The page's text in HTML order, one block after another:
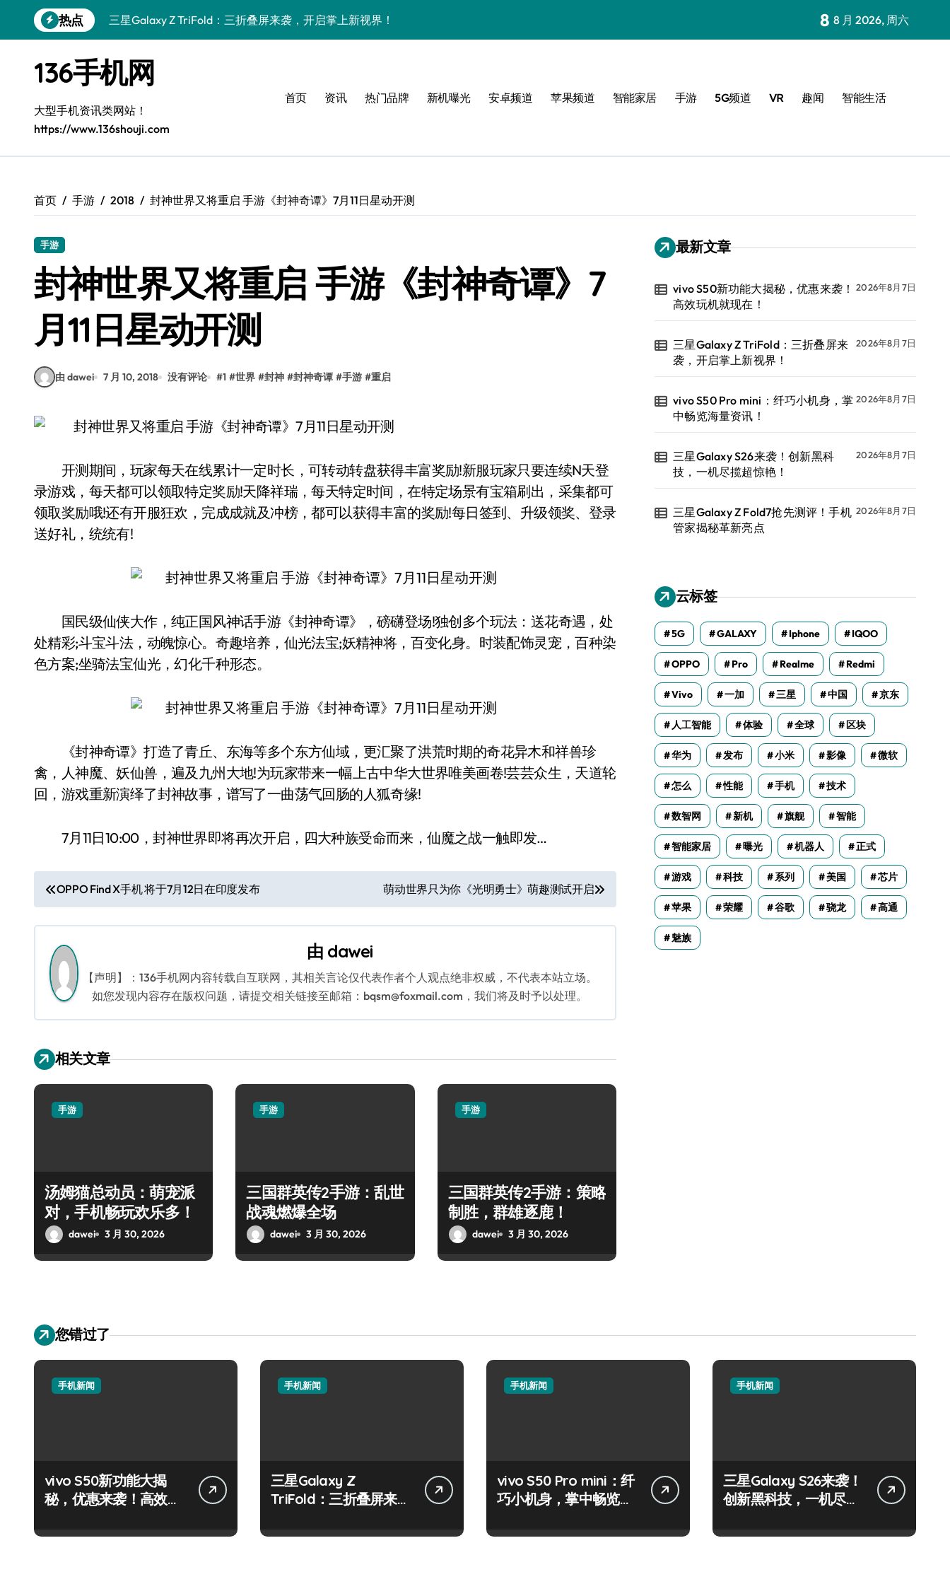
到
热点
三星Galaxy Z TriFold：三折叠屏来袭，开启掌上新视界！
三星Galaxy S26来袭！创新黑科技，一机尽揽超惊艳！
三星Galaxy Z Fold7抢先测评！手机管家揭秘革新亮点
小米17 Pro来袭！实用功能大揭秘，抢先一睹为快！
S25 Ultra颜值封神！定制主题潮爆登场
S26+颜值暴击！机皇美学全解密
vivo S50新功能大揭秘，优惠来袭！高效玩机就现在！
8 8 月 2026, 周六
136手机网
大型手机资讯类网站！
https://www.136shouji.com
首页 资讯 热门品牌 新机曝光 安卓频道 苹果频道 智能家居 手游 5G频道 VR 趣闻 智能生活
首页 手游 2018 封神世界又将重启 手游《封神奇谭》7月11日星动开测
手游
封神世界又将重启 手游《封神奇谭》7
月11日星动开测
由 dawei 7 月 10, 2018 没有评论 #1 #世界 #封神 #封神奇谭 #手游 #重启
开测期间，玩家每天在线累计一定时长，可转动转盘获得丰富奖励!新服玩家只要连续N天登
录游戏，每天都可以领取特定奖励!天降祥瑞，每天特定时间，在特定场景有宝箱刷出，采集都可
领取奖励哦!还有开服狂欢，完成成就及冲榜，都可以获得丰富的奖励!每日签到、升级领奖、登录
送好礼，统统有!
国民级仙侠大作，纯正国风神话手游《封神奇谭》，磅礴登场!独创多个玩法：送花奇遇，处
处精彩;斗宝斗法，动魄惊心。奇趣培养，仙光法宝;妖精神将，百变化身。时装配饰灵宠，百种染
色方案;坐骑法宝仙光，幻化千种形态。
《封神奇谭》打造了青丘、东海等多个东方仙域，更汇聚了洪荒时期的奇花异木和祥兽珍
禽，人神魔、妖仙兽，遍及九州大地!为玩家带来一幅上古中华大世界唯美画卷!芸芸众生，天道轮
回，游戏重新演绎了封神故事，谱写了一曲荡气回肠的人狐奇缘!
7月11日10:00，封神世界即将再次开启，四大种族受命而来，仙魔之战一触即发…
文
章
导
航
OPPO Find X手机 将于7月12日在印度发布 萌动世界只为你《光明勇士》萌趣测试开启
由 dawei
【声明】：136手机网内容转载自互联网，其相关言论仅代表作者个人观点绝非权威，不代表本站立场。
如您发现内容存在版权问题，请提交相关链接至邮箱：bqsm@foxmail.com，我们将及时予以处理。
相关文章
手游
汤姆猫总动员：萌宠派
对，手机畅玩欢乐多！
dawei 3 月 30, 2026
手游
三国群英传2手游：乱世
战魂燃爆全场
dawei 3 月 30, 2026
手游
三国群英传2手游：策略
制胜，群雄逐鹿！
dawei 3 月 30, 2026
最新文章
vivo S50新功能大揭秘，优惠来袭！
高效玩机就现在！
2026年8月7日
三星Galaxy Z TriFold：三折叠屏来
袭，开启掌上新视界！
2026年8月7日
vivo S50 Pro mini：纤巧小机身，掌
中畅览海量资讯！
2026年8月7日
三星Galaxy S26来袭！创新黑科
技，一机尽揽超惊艳！
2026年8月7日
三星Galaxy Z Fold7抢先测评！手机
管家揭秘革新亮点
2026年8月7日
云标签
5G GALAXY Iphone IQOO
OPPO Pro Realme Redmi
Vivo 一加 三星 中国 京东
人工智能 体验 全球 区块
华为 发布 小米 影像 微软
怎么 性能 手机 技术
数智网 新机 旗舰 智能
智能家居 曝光 机器人 正式
游戏 科技 系列 美国 芯片
苹果 荣耀 谷歌 骁龙 高通
魅族
您错过了
手机新闻
vivo S50新功能大揭
秘，优惠来袭！高效玩
手机新闻
三星Galaxy Z
TriFold：三折叠屏来
手机新闻
vivo S50 Pro mini：纤
巧小机身，掌中畅览海
手机新闻
三星Galaxy S26来袭！
创新黑科技，一机尽揽